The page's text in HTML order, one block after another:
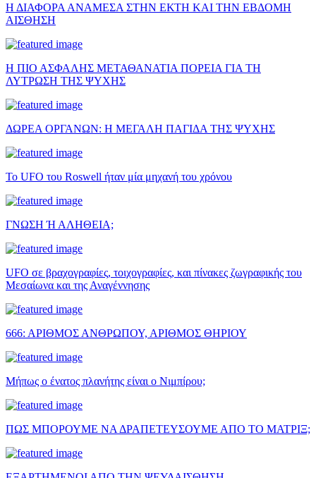
Η ΔΙΑΦΟΡΑ ΑΝΑΜΕΣΑ ΣΤΗΝ ΕΚΤΗ ΚΑΙ ΤΗΝ ΕΒΔΟΜΗ
ΑΙΣΘΗΣΗ
Η ΠΙΟ ΑΣΦΑΛΗΣ ΜΕΤΑΘΑΝΑΤΙΑ ΠΟΡΕΙΑ ΓΙΑ ΤΗ
ΛΥΤΡΩΣΗ ΤΗΣ ΨΥΧΗΣ
ΔΩΡΕΑ ΟΡΓΑΝΩΝ: Η ΜΕΓΑΛΗ ΠΑΓΙΔΑ ΤΗΣ ΨΥΧΗΣ
Το UFO του Roswell ήταν μία μηχανή του χρόνου
ΓΝΩΣΗ Ή ΑΛΗΘΕΙΑ;
UFO σε βραχογραφίες, τοιχογραφίες, και πίνακες ζωγραφικής του
Μεσαίωνα και της Αναγέννησης
666: ΑΡΙΘΜΟΣ ΑΝΘΡΩΠΟΥ, ΑΡΙΘΜΟΣ ΘΗΡΙΟΥ
Μήπως ο ένατος πλανήτης είναι ο Νιμπίρου;
ΠΩΣ ΜΠΟΡΟΥΜΕ ΝΑ ΔΡΑΠΕΤΕΥΣΟΥΜΕ ΑΠΟ ΤΟ ΜΑΤΡΙΞ;